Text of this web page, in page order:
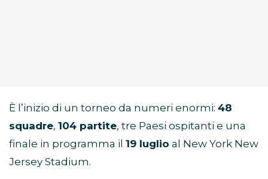
È l’inizio di un torneo da numeri enormi: 48
squadre, 104 partite, tre Paesi ospitanti e una
finale in programma il 19 luglio al New York New
Jersey Stadium.